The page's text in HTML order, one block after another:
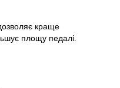
краще
площу педалі.